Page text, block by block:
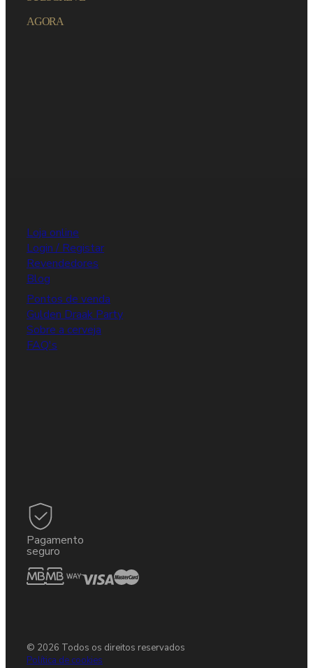
AGORA
Loja online
Login / Registar
Revendedores
Blog
Pontos de venda
Gulden Draak Party
Sobre a cerveja
FAQ's
Pagamento
seguro
© 2026 Todos os direitos reservados
Política de cookies